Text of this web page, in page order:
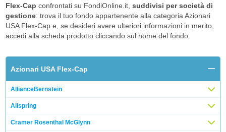
Flex-Cap confrontati su FondiOnline.it, suddivisi per società di
gestione: trova il tuo fondo appartenente alla categoria Azionari
USA Flex-Cap e, se desideri avere ulteriori informazioni in merito,
accedi alla scheda prodotto cliccando sul nome del fondo.
Azionari USA Flex-Cap
AllianceBernstein
Allspring
Cramer Rosenthal McGlynn